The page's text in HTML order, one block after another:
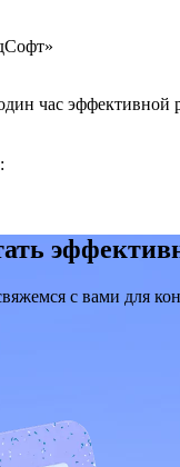
час эффективной
с вами для